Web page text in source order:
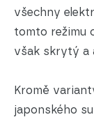
všechny
tomto režimu
však skrytý a
Kromě
japonského